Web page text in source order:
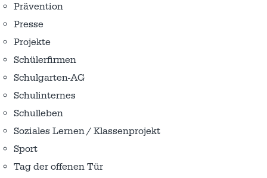
Prävention
Presse
Projekte
Schülerfirmen
Schulgarten-AG
Schulinternes
Schulleben
Soziales Lernen / Klassenprojekt
Sport
Tag der offenen Tür